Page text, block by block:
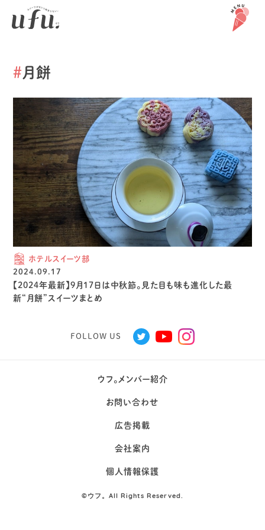
#月餅
ホテルスイーツ部
2024.09.17
【2024年最新】9月17日は中秋節。見た目も味も進化した最
新“月餅”スイーツまとめ
FOLLOW US
ウフ。メンバー紹介
お問い合わせ
広告掲載
会社案内
個人情報保護
©ウフ。All Rights Reserved.